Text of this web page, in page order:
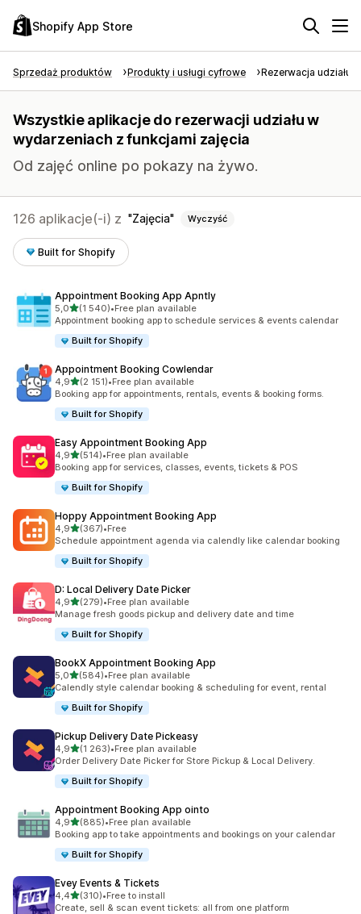
Shopify App Store
Sprzedaż produktów Produkty i usługi cyfrowe Rezerwacja udziału
Wszystkie aplikacje do rezerwacji udziału w
wydarzeniach z funkcjami zajęcia
Od zajęć online po pokazy na żywo.
126 aplikacje(-i) z Zajęcia Wyczyść
Built for Shopify
Appointment Booking App Apntly
5,0na 5 gwiazdek
(1 540)
Łączna liczba recenzji: 1540
•Free plan available
Appointment booking app to schedule services & events calendar
Built for Shopify
Appointment Booking Cowlendar
4,9na 5 gwiazdek
(2 151)
Łączna liczba recenzji: 2151
•Free plan available
Booking app for appointments, rentals, events & booking forms.
Built for Shopify
Easy Appointment Booking App
4,9na 5 gwiazdek
(514)
Łączna liczba recenzji: 514
•Free plan available
Booking app for services, classes, events, tickets & POS
Built for Shopify
Hoppy Appointment Booking App
4,9na 5 gwiazdek
(367)
Łączna liczba recenzji: 367
•Free
Schedule appointment agenda via calendly like calendar booking
Built for Shopify
D: Local Delivery Date Picker
4,9na 5 gwiazdek
(279)
Łączna liczba recenzji: 279
•Free plan available
Manage fresh goods pickup and delivery date and time
Built for Shopify
BookX Appointment Booking App
5,0na 5 gwiazdek
(584)
Łączna liczba recenzji: 584
•Free plan available
Calendly style calendar booking & scheduling for event, rental
Built for Shopify
Pickup Delivery Date Pickeasy
4,9na 5 gwiazdek
(1 263)
Łączna liczba recenzji: 1263
•Free plan available
Order Delivery Date Picker for Store Pickup & Local Delivery.
Built for Shopify
Appointment Booking App ointo
4,9na 5 gwiazdek
(885)
Łączna liczba recenzji: 885
•Free plan available
Booking app to take appointments and bookings on your calendar
Built for Shopify
Evey Events & Tickets
4,4na 5 gwiazdek
(310)
Łączna liczba recenzji: 310
•Free to install
Create, sell & scan event tickets: all from one platform